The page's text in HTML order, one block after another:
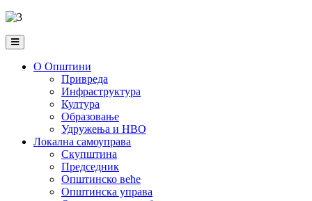
О Општини
Привреда
Инфраструктура
Култура
Образовање
Удружења и НВО
Локална самоуправа
Скупштина
Председник
Општинско веће
Општинска управа